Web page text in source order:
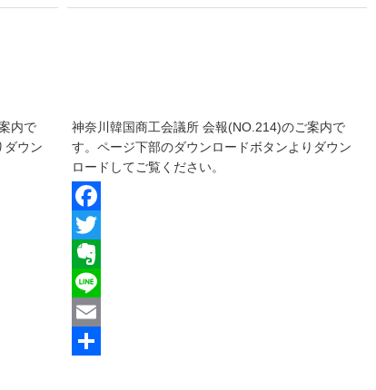
内で
ダウン
神奈川韓国商工会議所 会報(NO.214)のご案内で
す。ページ下部のダウンロードボタンよりダウン
ロードしてご覧ください。
Facebook
Twitter
Evernote
Line
Email